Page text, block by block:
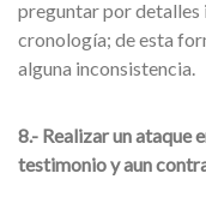
preguntar por detalles
cronología; de esta
alguna inconsistencia.
8.- Realizar un ataque
testimonio y aun